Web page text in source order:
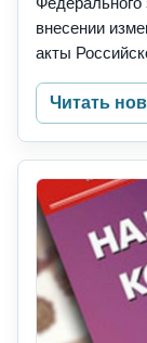
внесении
акты
Читать